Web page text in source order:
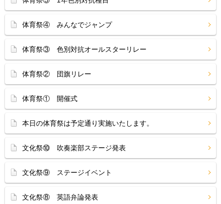
体育祭④ みんなでジャンプ
体育祭③ 色別対抗オールスターリレー
体育祭② 団旗リレー
体育祭① 開催式
本日の体育祭は予定通り実施いたします。
文化祭⑩ 吹奏楽部ステージ発表
文化祭⑨ ステージイベント
文化祭⑧ 英語弁論発表